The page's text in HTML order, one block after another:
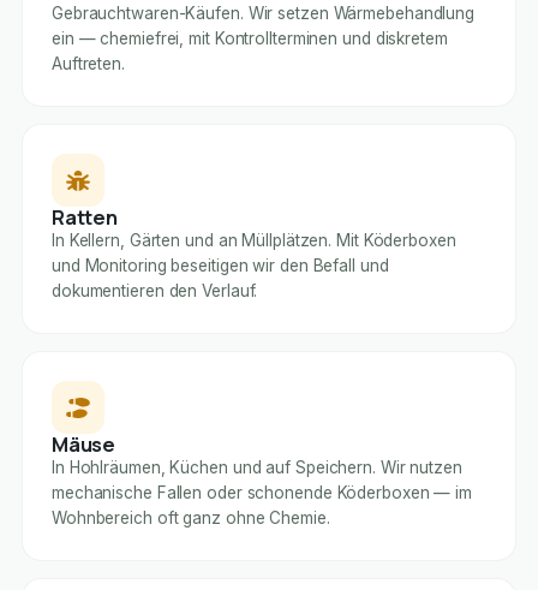
Gebrauchtwaren-Käufen. Wir setzen Wärmebehandlung
ein — chemiefrei, mit Kontrollterminen und diskretem
Auftreten.
Ratten
In Kellern, Gärten und an Müllplätzen. Mit Köderboxen
und Monitoring beseitigen wir den Befall und
dokumentieren den Verlauf.
Mäuse
In Hohlräumen, Küchen und auf Speichern. Wir nutzen
mechanische Fallen oder schonende Köderboxen — im
Wohnbereich oft ganz ohne Chemie.